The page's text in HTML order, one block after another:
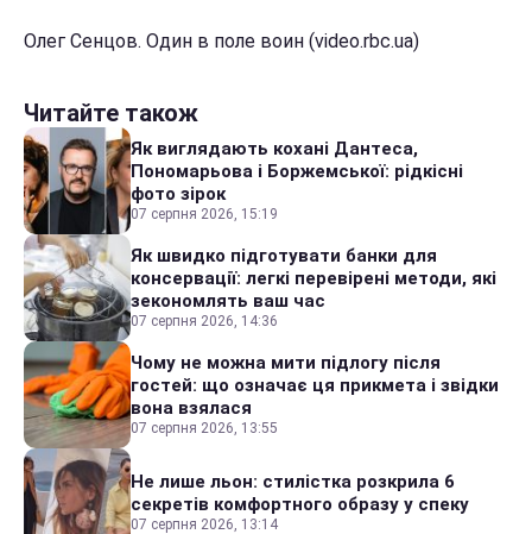
Олег Сенцов. Один в поле воин (video.rbc.ua)
Читайте також
Як виглядають кохані Дантеса,
Пономарьова і Боржемської: рідкісні
фото зірок
07 серпня 2026, 15:19
Як швидко підготувати банки для
консервації: легкі перевірені методи, які
зекономлять ваш час
07 серпня 2026, 14:36
Чому не можна мити підлогу після
гостей: що означає ця прикмета і звідки
вона взялася
07 серпня 2026, 13:55
Не лише льон: стилістка розкрила 6
секретів комфортного образу у спеку
07 серпня 2026, 13:14